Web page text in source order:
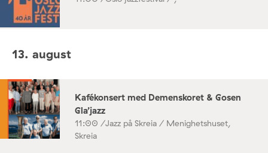
13. august
Kafékonsert med Demenskoret & Gosen
Gla’jazz
11:00 /Jazz på Skreia / Menighetshuset,
Skreia